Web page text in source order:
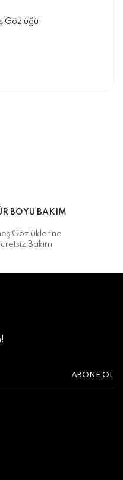
Gözlüğü
BOYU BAKIM
Gözlüklerine
Bakım
ABONE OL